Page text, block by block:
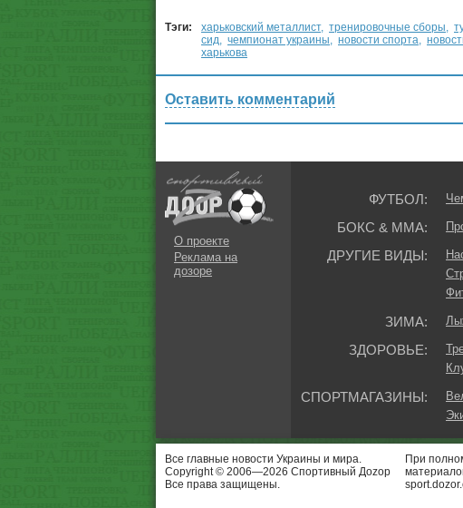
Тэги: харьковский металлист, тренировочные сборы,
сид, чемпионат украины, новости спорта,
харькова
Оставить комментарий
О проекте
Реклама на
дозоре
ФУТБОЛ:
БОКС & ММА:
ДРУГИЕ ВИДЫ:
ЗИМА:
ЗДОРОВЬЕ:
СПОРТМАГАЗИНЫ:
Все главные новости Украины и мира.
Copyright © 2006—2026 Спортивный Доzор
Все права защищены.
При